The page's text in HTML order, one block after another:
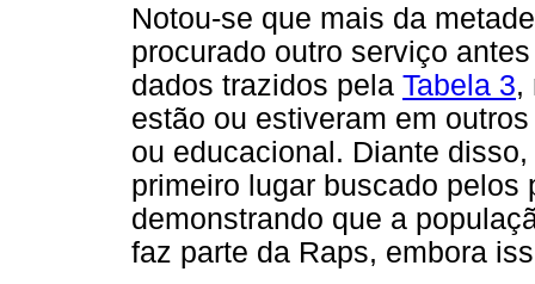
Notou-se que mais da
procurado outro serviço
dados trazidos pela Tabela 3,
estão ou estiveram em
ou educacional. Diante
primeiro lugar buscado
demonstrando que a
faz parte da Raps, embora